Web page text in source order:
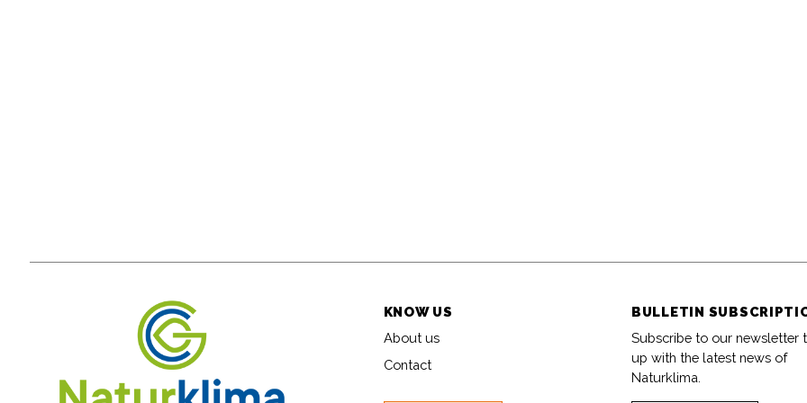
KNOW US
About us
Contact
BULLETIN
Subscribe to our newsletter
up with the latest news of
Naturklima.